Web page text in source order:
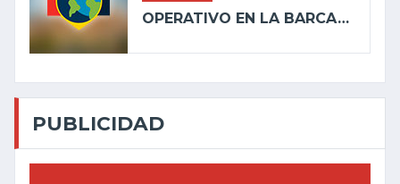
OPERATIVO EN LA BARCA…
PUBLICIDAD